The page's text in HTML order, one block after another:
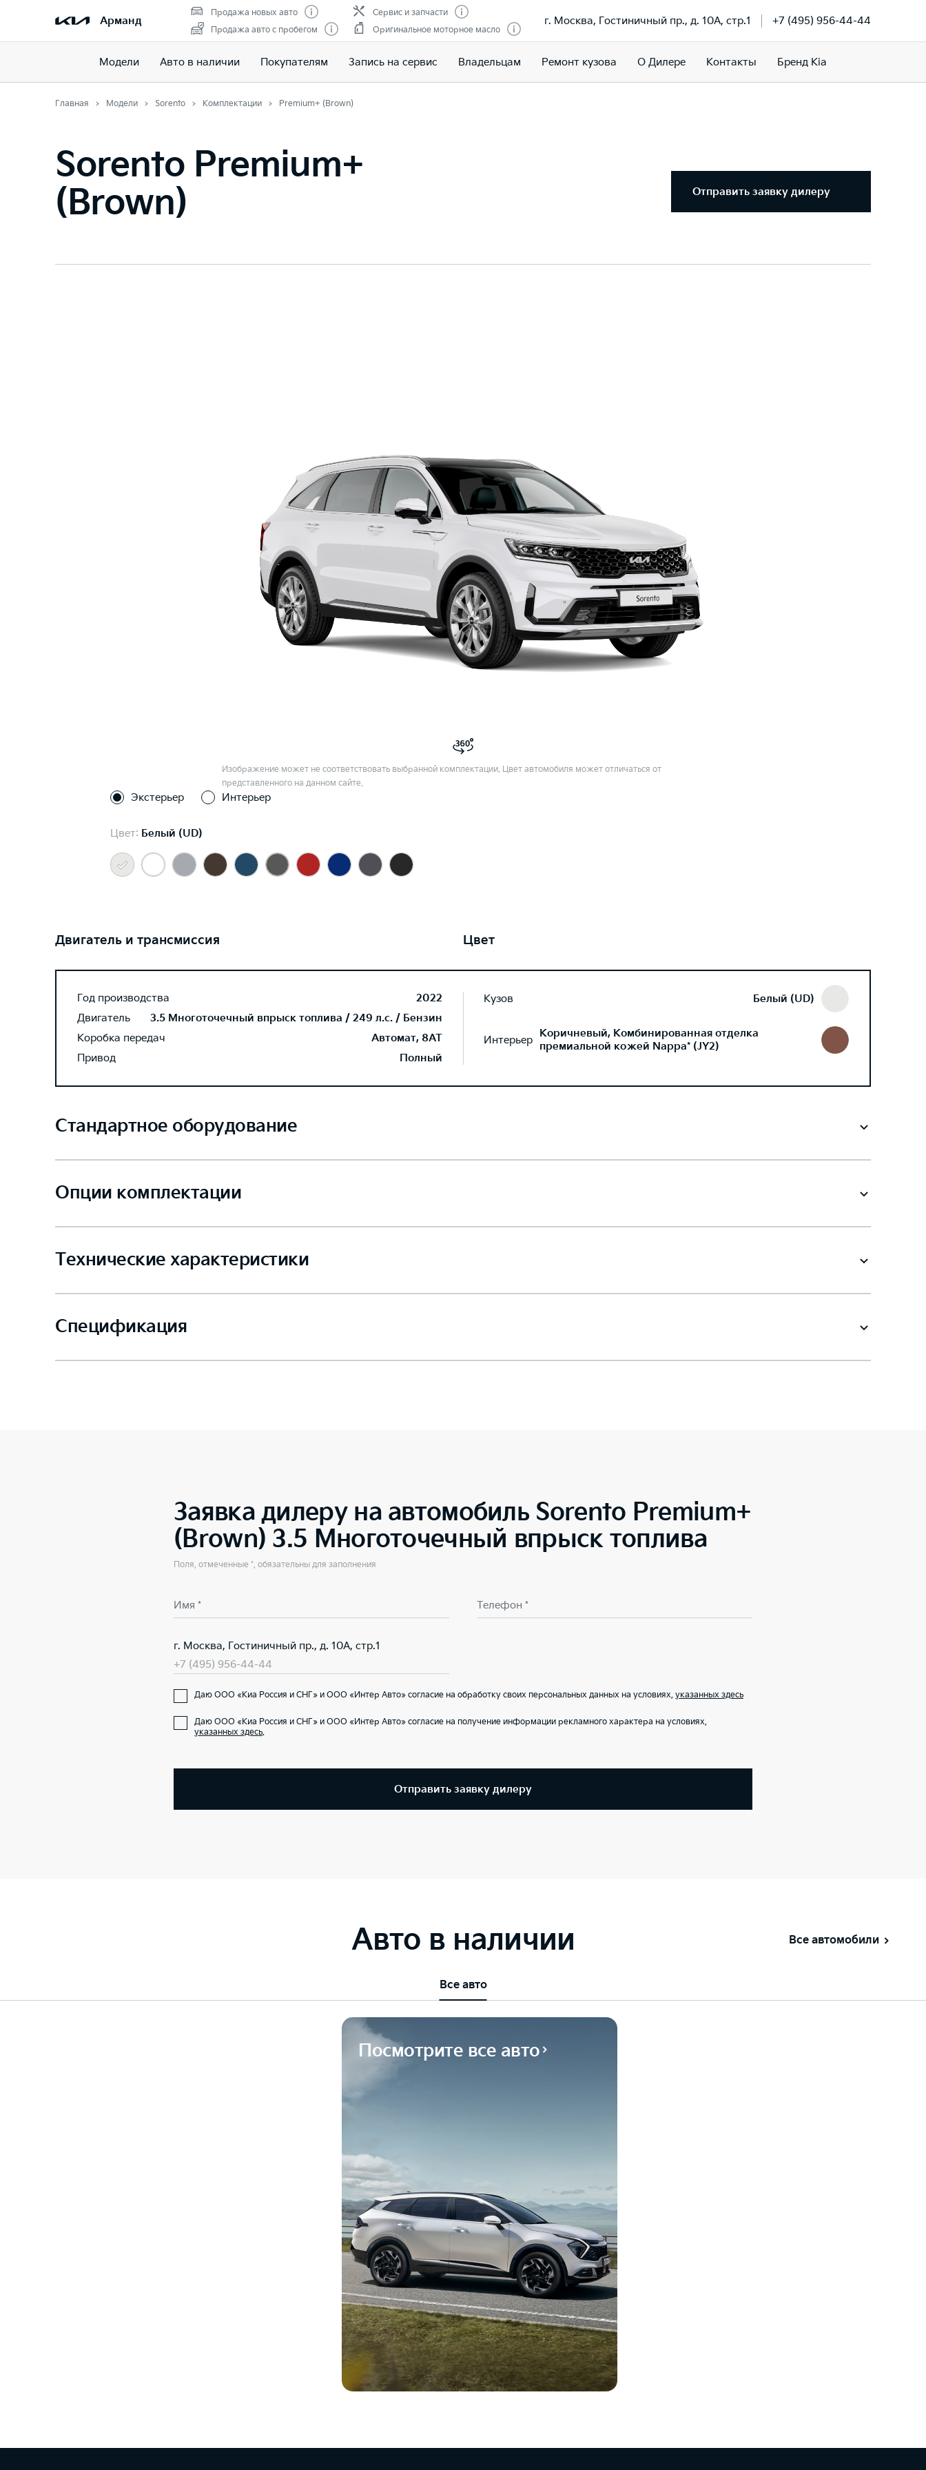
Арманд
Продажа новых авто
Продажа авто с пробегом
Сервис и запчасти
Оригинальное моторное масло
г. Москва, Гостиничный пр., д. 10А, стр.1 +7 (495) 956-44-44
Модели Авто в наличии Покупателям Запись на сервис Владельцам Ремонт кузова О Дилере Контакты Бренд Kia
Главная Модели Sorento Комплектации Premium+ (Brown)
Sorento Premium+
(Brown)
Отправить заявку дилеру
Изображение может не соответствовать выбранной комплектации. Цвет автомобиля может отличаться от
представленного на данном сайте.
Экстерьер Интерьер
Цвет: Белый (UD)
Двигатель и трансмиссия
Год производства
2022
Двигатель
3.5 Многоточечный впрыск топлива / 249 л.с. / Бензин
Коробка передач
Автомат, 8AT
Привод
Полный
Цвет
Кузов Белый (UD)
Интерьер Коричневый, Комбинированная отделка
премиальной кожей Nappa* (JY2)
Стандартное оборудование
Опции комплектации
Технические характеристики
Спецификация
Заявка дилеру на автомобиль Sorento Premium+
(Brown) 3.5 Многоточечный впрыск топлива
Поля, отмеченные *, обязательны для заполнения
Имя * Телефон *
г. Москва, Гостиничный пр., д. 10А, стр.1
+7 (495) 956-44-44
Даю ООО «Киа Россия и СНГ» и ООО «Интер Авто» согласие на обработку своих персональных данных на условиях, указанных здесь
Даю ООО «Киа Россия и СНГ» и ООО «Интер Авто» согласие на получение информации рекламного характера на условиях,
указанных здесь.
Отправить заявку дилеру
Авто в наличии Все автомобили
Все авто
Посмотрите все авто